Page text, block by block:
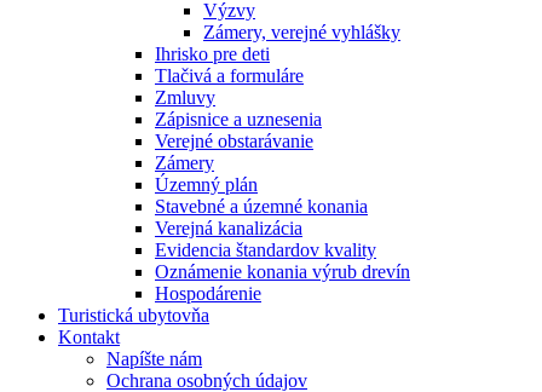
Výzvy
Zámery, verejné vyhlášky
Ihrisko pre deti
Tlačivá a formuláre
Zmluvy
Zápisnice a uznesenia
Verejné obstarávanie
Zámery
Územný plán
Stavebné a územné konania
Verejná kanalizácia
Evidencia štandardov kvality
Oznámenie konania výrub drevín
Hospodárenie
Turistická ubytovňa
Kontakt
Napíšte nám
Ochrana osobných údajov